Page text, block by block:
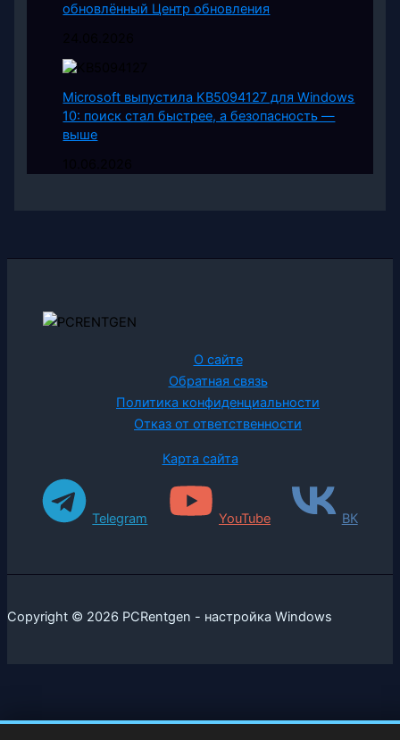
обновлённый Центр обновления
Microsoft выпустила KB5094127 для Windows
10: поиск стал быстрее, а безопасность —
выше
О сайте
Обратная связь
Политика конфиденциальности
Отказ от ответственности
Карта сайта
Telegram YouTube ВК
Copyright © 2026 PCRentgen - настройка Windows